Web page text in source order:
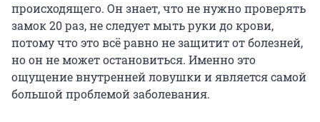
происходящего. Он знает, что не нужно проверять
замок 20 раз, не следует мыть руки до крови,
потому что это всё равно не защитит от болезней,
но он не может остановиться. Именно это
ощущение внутренней ловушки и является самой
большой проблемой заболевания.